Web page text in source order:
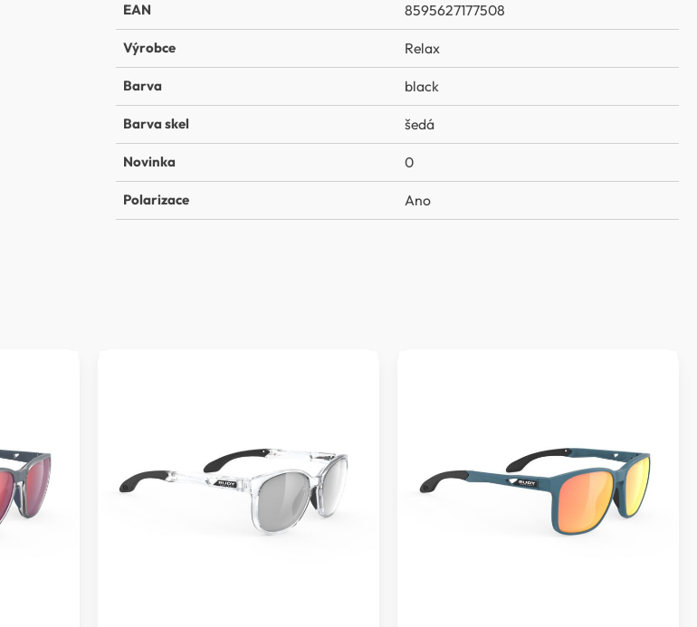
EAN 8595627177508
Výrobce Relax
Barva black
Barva skel šedá
Novinka 0
Polarizace Ano